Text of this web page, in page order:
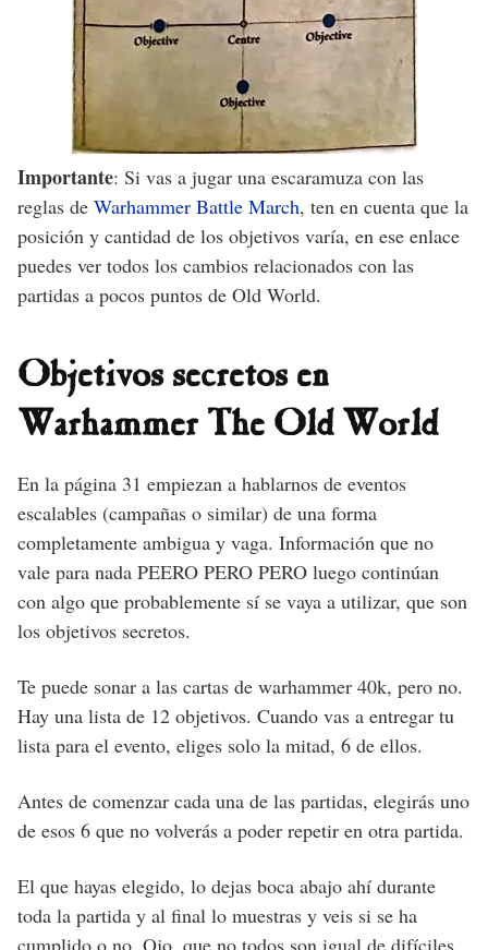
Importante: Si vas a jugar una escaramuza con las
reglas de Warhammer Battle March, ten en cuenta que la
posición y cantidad de los objetivos varía, en ese enlace
puedes ver todos los cambios relacionados con las
partidas a pocos puntos de Old World.
Objetivos secretos en
Warhammer The Old World
En la página 31 empiezan a hablarnos de eventos
escalables (campañas o similar) de una forma
completamente ambigua y vaga. Información que no
vale para nada PEERO PERO PERO luego continúan
con algo que probablemente sí se vaya a utilizar, que son
los objetivos secretos.
Te puede sonar a las cartas de warhammer 40k, pero no.
Hay una lista de 12 objetivos. Cuando vas a entregar tu
lista para el evento, eliges solo la mitad, 6 de ellos.
Antes de comenzar cada una de las partidas, elegirás uno
de esos 6 que no volverás a poder repetir en otra partida.
El que hayas elegido, lo dejas boca abajo ahí durante
toda la partida y al final lo muestras y veis si se ha
cumplido o no. Ojo, que no todos son igual de difíciles